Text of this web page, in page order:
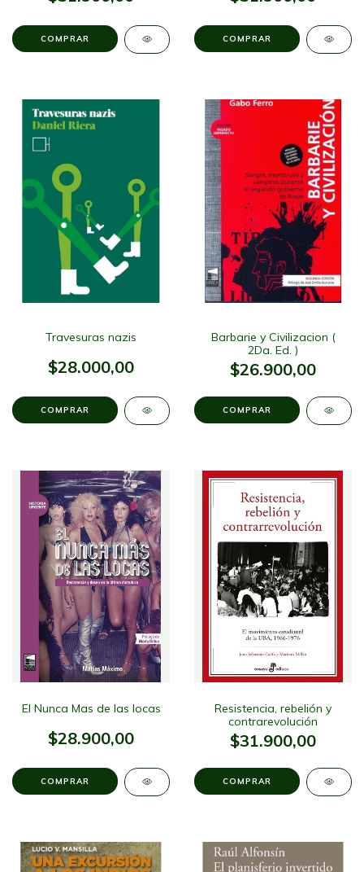
Travesuras nazis
$28.000,00
Barbarie y Civilizacion (
2Da. Ed. )
$26.900,00
El Nunca Mas de las locas
$28.900,00
Resistencia, rebelión y
contrarevolución
$31.900,00